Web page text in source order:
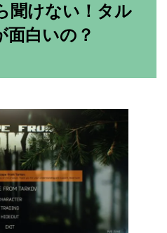
聞けない！タル
面白いの？